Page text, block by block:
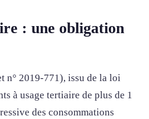
: une obligation
n° 2019-771), issu de la loi
à usage tertiaire de plus de 1
des consommations